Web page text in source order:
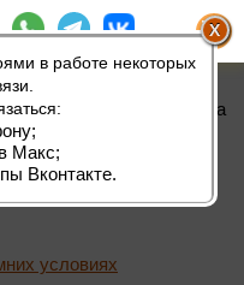
- Статьи
Кладка кирпича
зимой
условиях
в работе некоторых
Макс;
Вконтакте.